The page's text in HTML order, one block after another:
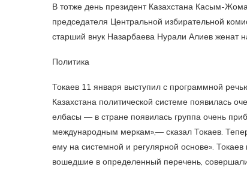
В тотже день президент Казахстана Касым-
председателя Центральной избирательной
старший внук Назарбаева Нурали Алиев женат
Политика
Токаев 11 января выступил с программной
Казахстана политической системе появилась
елбасы — в стране появилась группа очень
международным меркам»,— сказал Токаев.
ему на системной и регулярной основе».
вошедшие в определенный перечень,